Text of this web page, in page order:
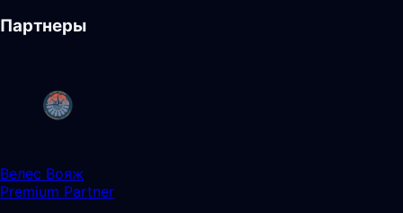
Партнеры
Велес Вояж
Premium Partner